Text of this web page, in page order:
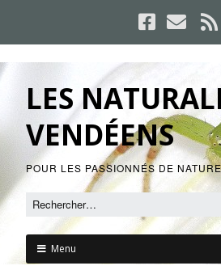
LES
VENDÉENS
POUR LES PASSIONNÉS DE NATURE
Menu